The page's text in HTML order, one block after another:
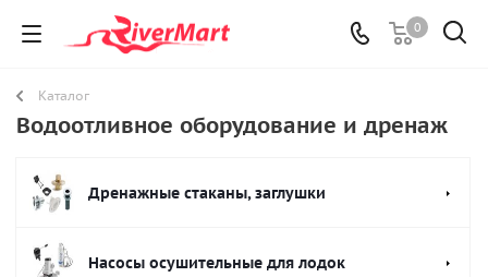
0
Каталог
Водоотливное оборудование и дренаж
Дренажные стаканы, заглушки
Насосы осушительные для лодок